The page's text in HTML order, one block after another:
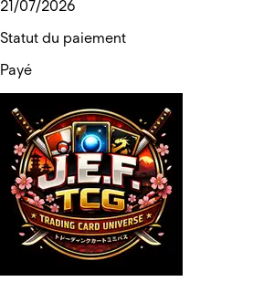
21/07/2026
Statut du paiement
Payé